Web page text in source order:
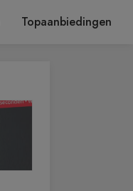
Topaanbiedingen